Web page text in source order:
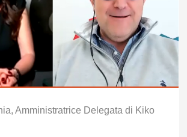
Amministratrice Delegata di Kiko